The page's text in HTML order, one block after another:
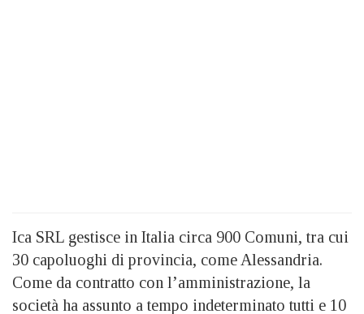
Ica SRL gestisce in Italia circa 900 Comuni, tra cui
30 capoluoghi di provincia, come Alessandria.
Come da contratto con l’amministrazione, la
società ha assunto a tempo indeterminato tutti e 10